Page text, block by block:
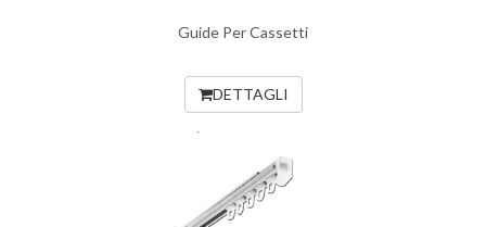
Guide Per Cassetti
DETTAGLI